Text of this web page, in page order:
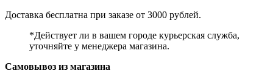
Доставка бесплатна при заказе от 3000 рублей.
*Действует ли в вашем городе курьерская служба,
уточняйте у менеджера магазина.
Самовывоз из магазина